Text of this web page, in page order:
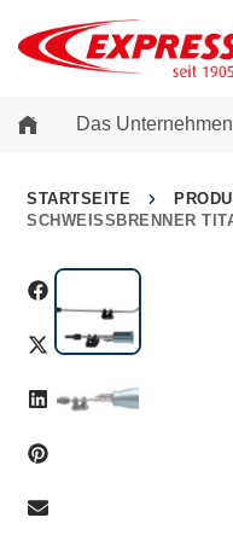
Das Unternehmen
STARTSEITE
SCHWEISSBRENNER